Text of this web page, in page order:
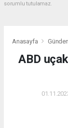
sorumlu tutulamaz.
Anasayfa
ABD